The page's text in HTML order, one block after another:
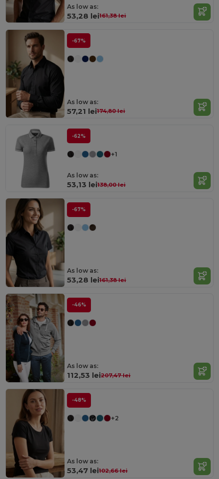
As low as:
53,28 lei161,38 lei
-67%
As low as:
57,21 lei174,80 lei
-62%
+1
As low as:
53,13 lei138,00 lei
-67%
As low as:
53,28 lei161,38 lei
-46%
As low as:
112,53 lei207,47 lei
-48%
+2
As low as:
53,47 lei102,66 lei